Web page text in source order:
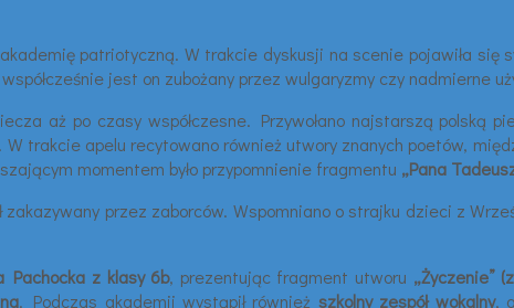
patriotyczną. W trakcie dyskusji na scenie pojawiła się
jest on zubożany przez wulgaryzmy czy nadmierne
aż po czasy współczesne. Przywołano najstarszą polską
W trakcie apelu recytowano również utwory znanych poetów,
momentem było przypomnienie fragmentu „Pana
przez zaborców. Wspomniano o strajku dzieci z
Pachocka z klasy 6b, prezentując fragment utworu „Życzenie”
. Podczas akademii wystąpił również szkolny zespół wokalny,